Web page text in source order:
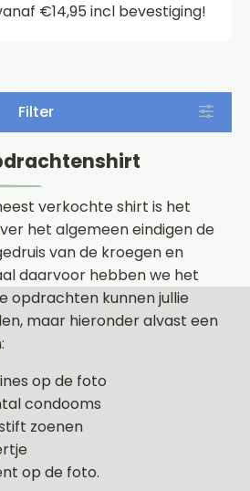
€14,95 incl bevestiging!
Filter
verkochte shirt is het
het algemeen eindigen de
van de kroegen en
daarvoor hebben we het
opdrachten kunnen jullie
maar hieronder alvast een
op de foto
condooms
zoenen
op de foto.